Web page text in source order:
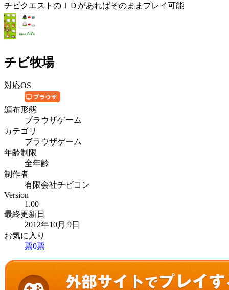
チビクエストのＩＤがあればそのままプレイ可能
チビ牧場
対応OS
頒布形態
ブラウザゲーム
カテゴリ
ブラウザゲーム
年齢制限
全年齢
制作者
有限会社チビコン
Version
1.00
最終更新日
2012年10月 9日
お気に入り
票0票